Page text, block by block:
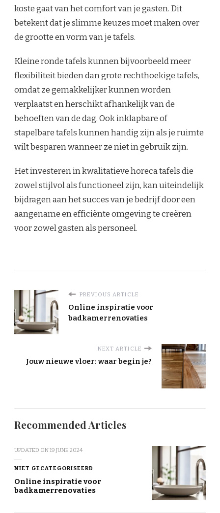
koste gaat van het comfort van je gasten. Dit
betekent dat je slimme keuzes moet maken over
de grootte en vorm van je tafels.
Kleine ronde tafels kunnen bijvoorbeeld meer
flexibiliteit bieden dan grote rechthoekige tafels,
omdat ze gemakkelijker kunnen worden
verplaatst en herschikt afhankelijk van de
behoeften van de dag. Ook inklapbare of
stapelbare tafels kunnen handig zijn als je ruimte
wilt besparen wanneer ze niet in gebruik zijn.
Het investeren in kwalitatieve horeca tafels die
zowel stijlvol als functioneel zijn, kan uiteindelijk
bijdragen aan het succes van je bedrijf door een
aangename en efficiënte omgeving te creëren
voor zowel gasten als personeel.
PREVIOUS ARTICLE
Online inspiratie voor
badkamerrenovaties
NEXT ARTICLE
Jouw nieuwe vloer: waar begin je?
Recommended Articles
UPDATED ON19 JUNE 2024
NIET GECATEGORISEERD
Online inspiratie voor
badkamerrenovaties